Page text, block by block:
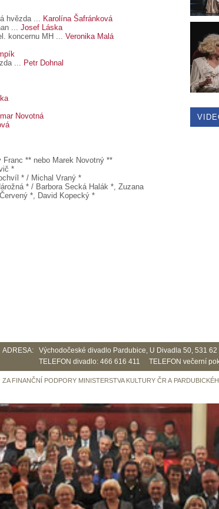
hvězda ... Karolína Šafránková
... Josef Láska
koncernu MH ... Veronika Malá
... Petr Dohnal
Novotná
** nebo Marek Novotný **
*
* / Michal Vraný *
* / Barbora Secká Halák *, Zuzana
*, David Kopecký *
ADRESA:
Východočeské divadlo Pardubice, U Divadla 50, 531
TELEFON divadlo: 466 616 411 TELEFON večerní
ZA FINANČNÍ PODPORY MINISTERSTVA KULTURY ČR A